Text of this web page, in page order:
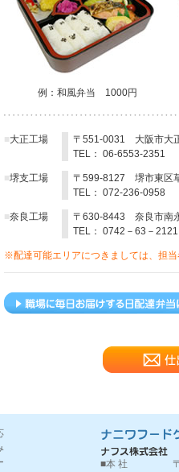
例：和風弁当 1000円
■大正工場
〒551-0031 大阪市大
TEL： 06-6553-2351
■堺支工場
〒599-8127 堺市東区
TEL： 072-236-0958
■奈良工場
〒630-8443 奈良市南
TEL： 0742－63－2121
※配達可能エリアにつきましては、担
■本 社